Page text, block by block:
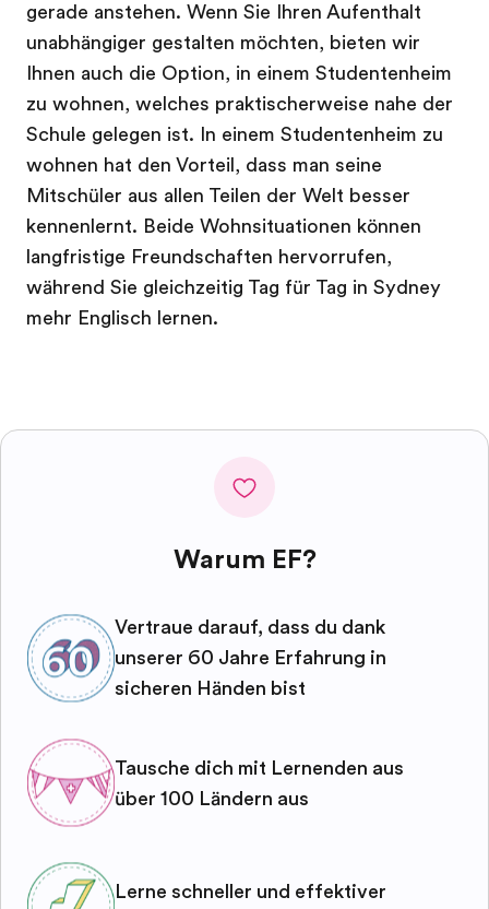
gerade anstehen. Wenn Sie Ihren Aufenthalt
unabhängiger gestalten möchten, bieten wir
Ihnen auch die Option, in einem Studentenheim
zu wohnen, welches praktischerweise nahe der
Schule gelegen ist. In einem Studentenheim zu
wohnen hat den Vorteil, dass man seine
Mitschüler aus allen Teilen der Welt besser
kennenlernt. Beide Wohnsituationen können
langfristige Freundschaften hervorrufen,
während Sie gleichzeitig Tag für Tag in Sydney
mehr Englisch lernen.
Warum EF?
Vertraue darauf, dass du dank
unserer 60 Jahre Erfahrung in
sicheren Händen bist
Tausche dich mit Lernenden aus
über 100 Ländern aus
Lerne schneller und effektiver